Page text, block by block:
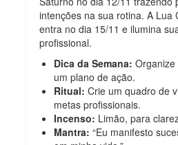
intenções na sua rotina. A Lua
entra no dia 15/11 e ilumina
profissional.
Dica da Semana:
um plano de ação.
Ritual: Crie um quadro de
metas profissionais.
Incenso: Limão, para
Mantra: “Eu manifesto